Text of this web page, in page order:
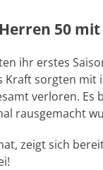
50
ihr erstes
Kraft sorgten mit
verloren.
rausgemacht
zeigt sich